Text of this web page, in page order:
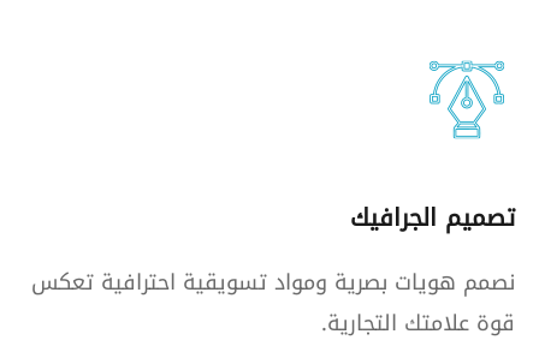
تصميم الجرافيك
نصمم هويات بصرية ومواد تسويقية احترافية تعكس
قوة علامتك التجارية.